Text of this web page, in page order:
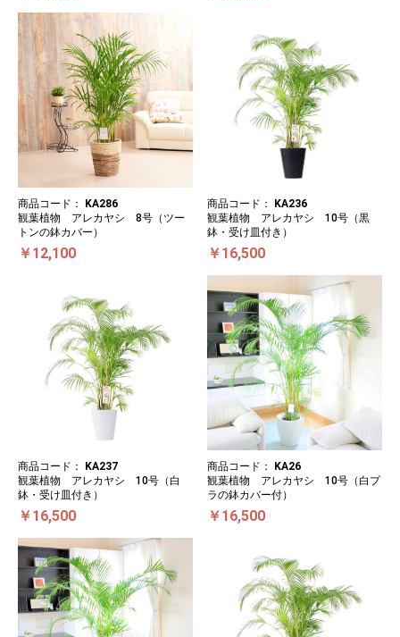
商品コード： KA286
観葉植物 アレカヤシ 8号（ツー
トンの鉢カバー）
￥12,100
商品コード： KA236
観葉植物 アレカヤシ 10号（黒
鉢・受け皿付き）
￥16,500
商品コード： KA237
観葉植物 アレカヤシ 10号（白
鉢・受け皿付き）
￥16,500
商品コード： KA26
観葉植物 アレカヤシ 10号（白プ
ラの鉢カバー付）
￥16,500